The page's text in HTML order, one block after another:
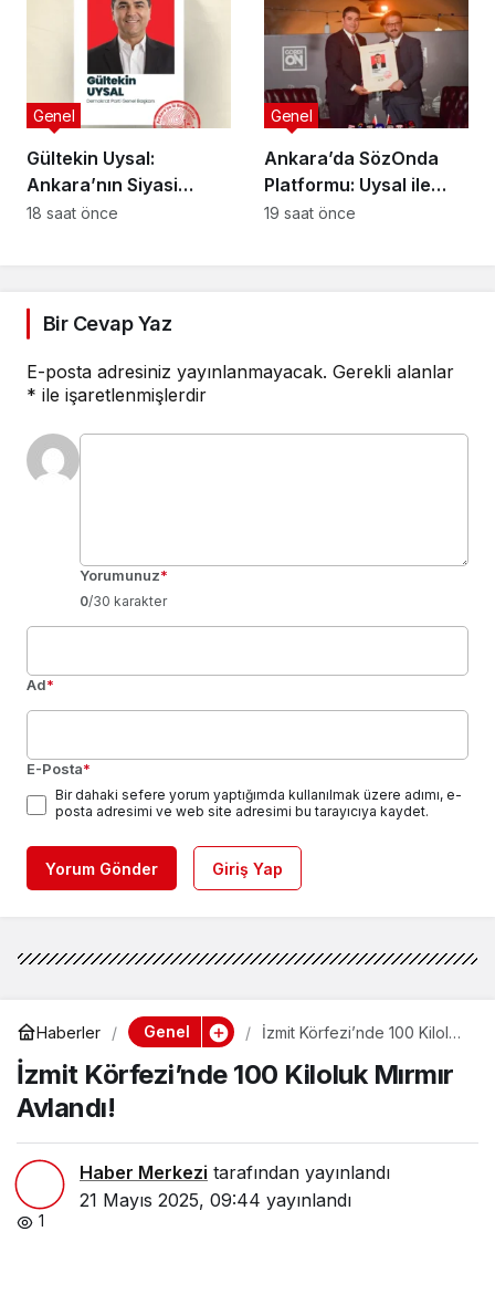
Gültekin Uysal:
Ankara’nın Siyasi
Aydınlığı
Genel
18 saat önce
Ankara’da SözOnda
Platformu: Uysal ile
Gençler
Genel
19 saat önce
Bir Cevap Yaz
E-posta adresiniz yayınlanmayacak. Gerekli alanlar
* ile işaretlenmişlerdir
Yorumunuz*
0/30 karakter
Ad*
E-Posta*
Bir dahaki sefere yorum yaptığımda kullanılmak üzere adımı, e-
posta adresimi ve web site adresimi bu tarayıcıya kaydet.
Yorum Gönder Giriş Yap
Haberler Genel
İzmit Körfezi’nde 100 Kiloluk
İzmit Körfezi’nde 100 Kiloluk Mırmır
Avlandı!
Haber Merkezi tarafından yayınlandı
21 Mayıs 2025, 09:44 yayınlandı
1